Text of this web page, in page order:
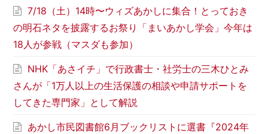
7/18（土）14時〜ウィズあかしに集合！とっておき
の明石ネタを披露するお祭り「まいあかし学会」今年は
18人が参戦（マスダも参加）
NHK「あさイチ」で行政書士・社労士の三木ひとみ
さんが「1万人以上の生活保護の相談や申請サポートを
してきた専門家」として解説
あかし市民図書館6月ブックリストに選書『2024年